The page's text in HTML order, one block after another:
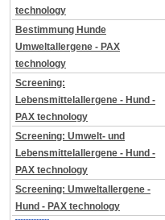
technology
Bestimmung Hunde
Umweltallergene - PAX
technology
Screening:
Lebensmittelallergene - Hund -
PAX technology
Screening: Umwelt- und
Lebensmittelallergene - Hund -
PAX technology
Screening: Umweltallergene -
Hund - PAX technology